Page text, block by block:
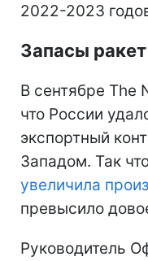
2022-2023
Запасы
В сентябре The
что России
экспортный
Западом. Так
увеличила
превысило
Руководитель